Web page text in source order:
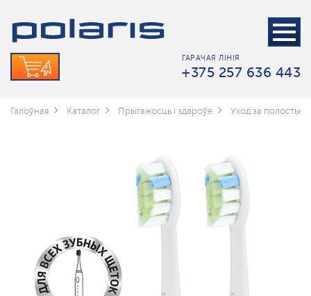
ГАРАЧАЯ ЛІНІЯ
+375 257 636 443
Галоўная Каталог Прыгажосць і здароўе Уход за полостью